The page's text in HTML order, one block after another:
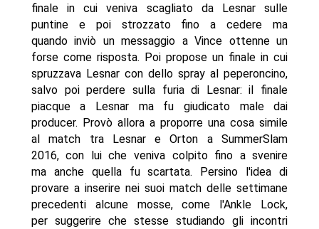
finale in cui veniva scagliato da Lesnar sulle
puntine e poi strozzato fino a cedere ma
quando inviò un messaggio a Vince ottenne un
forse come risposta. Poi propose un finale in cui
spruzzava Lesnar con dello spray al peperoncino,
salvo poi perdere sulla furia di Lesnar: il finale
piacque a Lesnar ma fu giudicato male dai
producer. Provò allora a proporre una cosa simile
al match tra Lesnar e Orton a SummerSlam
2016, con lui che veniva colpito fino a svenire
ma anche quella fu scartata. Persino l'idea di
provare a inserire nei suoi match delle settimane
precedenti alcune mosse, come l'Ankle Lock,
per suggerire che stesse studiando gli incontri